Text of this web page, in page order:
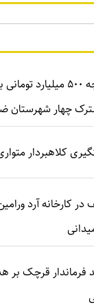
بودجه ۵۰۰
چهار شهرستان
کلاهبردار
در کارخانه آرد
فرماندار قرچک